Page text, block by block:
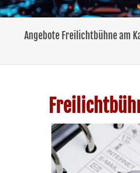
Angebote Freilichtbühne am